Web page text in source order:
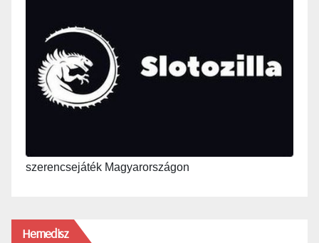
szerencsejáték Magyarországon
Hemedisz